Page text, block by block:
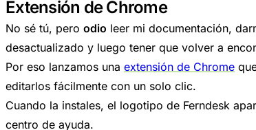
Extensión de Chrome
No sé tú, pero odio leer mi documentación,
desactualizado y luego tener que volver a
Por eso lanzamos una extensión de Chrome
editarlos fácilmente con un solo clic.
Cuando la instales, el logotipo de Ferndesk
centro de ayuda.